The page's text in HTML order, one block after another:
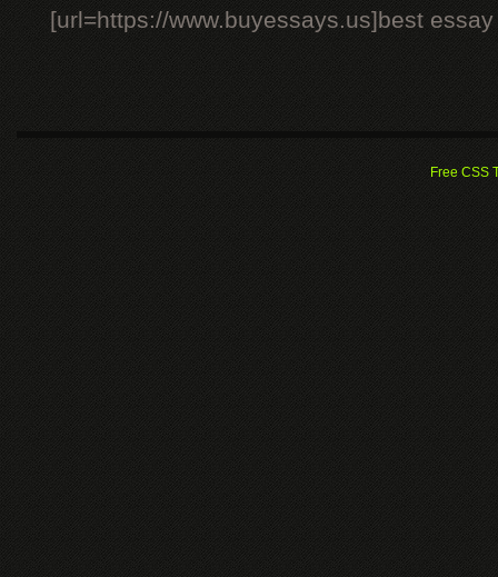
[url=https://www.buyessays.us]best
Free CSS